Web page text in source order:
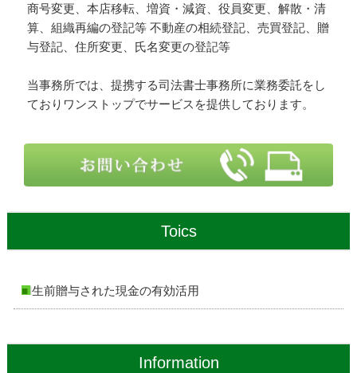
商号変更、本店移転、増資・減資、役員変更、解散・清
算、組織再編の登記等 不動産の相続登記、売買登記、贈
与登記、住所変更、氏名変更の登記等
当事務所では、提携する司法書士事務所に業務委託をし
ておりワンストップでサービスを提供しております。
Toics
生前贈与された現金の有効活用
Information